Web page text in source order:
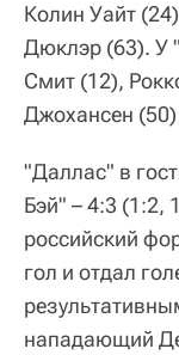
Колин Уайт
Дюклэр (63). У
Смит (12),
Джохансен
"Даллас" в
Бэй" – 4:3 (1:2,
российский
гол и отдал
нападающий